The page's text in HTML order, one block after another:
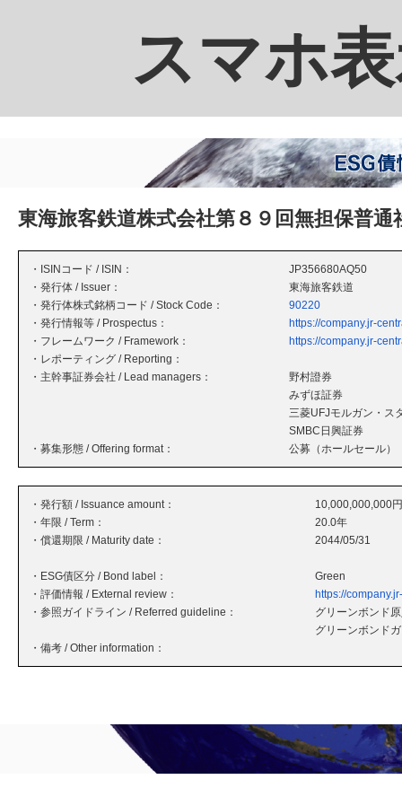
スマホ
東海旅客鉄道株式会社第８９回無担保普
・ISINコード / ISIN：
JP356680AQ50
・発行体 / Issuer：
東海旅客鉄道
・発行体株式銘柄コード / Stock Code：
90220
・発行情報等 / Prospectus：
https://company.jr-
・フレームワーク / Framework：
https://company.jr-
・レポーティング / Reporting：
・主幹事証券会社 / Lead managers：
野村證券
みずほ証券
三菱UFJモルガン・ス
SMBC日興証券
・募集形態 / Offering format：
公募（ホールセール）
・発行額 / Issuance amount：
10,000,000,000円
・年限 / Term：
20.0年
・償還期限 / Maturity date：
2044/05/31
・ESG債区分 / Bond label：
Green
・評価情報 / External review：
https://
・参照ガイドライン / Referred guideline：
グリーンボンド
グリーンボンド
・備考 / Other information：